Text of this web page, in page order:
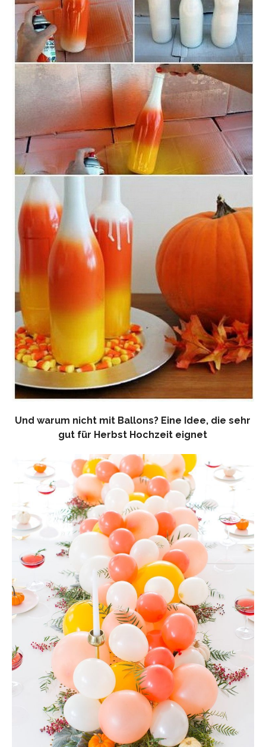
Und warum nicht mit Ballons? Eine Idee, die sehr
gut für Herbst Hochzeit eignet